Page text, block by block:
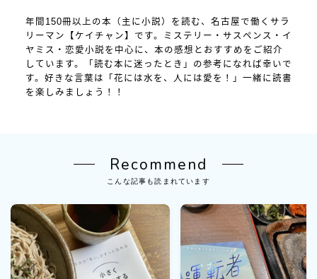
年間150冊以上の本（主に小説）を読む、名古屋で働くサラ
リーマン【ケイチャン】です。ミステリー・サスペンス・イ
ヤミス・恋愛小説を中心に、本の感想とおすすめをご紹介
しています。「読む本に迷ったとき」の参考になれば幸いで
す。好きな言葉は「花には水を、人には愛を！」一緒に読書
を楽しみましょう！！
Recommend
こんな記事も読まれています